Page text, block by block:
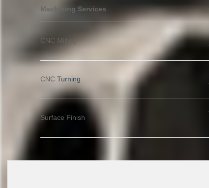
Machining Services
CNC Milling
CNC Turning
Surface Finish